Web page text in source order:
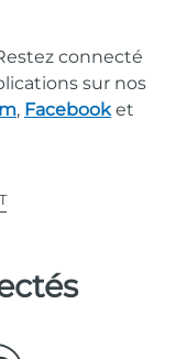
connecté
sur nos
, Facebook et